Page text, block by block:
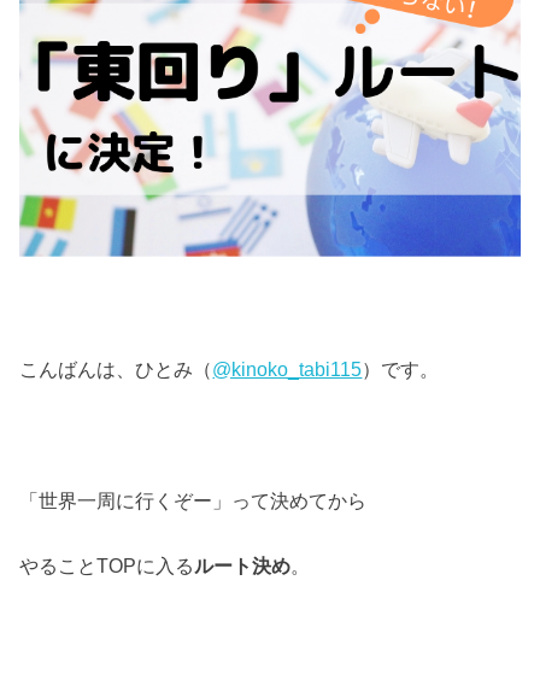
こんばんは、ひとみ（@kinoko_tabi115）です。
「世界一周に行くぞー」って決めてから
やることTOPに入るルート決め。